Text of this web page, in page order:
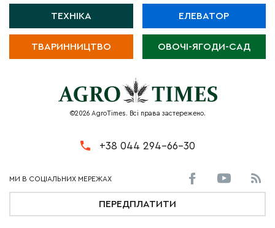
ТЕХНІКА ЕЛЕВАТОР
ТВАРИННИЦТВО ОВОЧІ-ЯГОДИ-САД
©2026 AgroTimes. Всі права застережено.
+38 044 294-66-30
ПЕРЕДПЛАТИТИ